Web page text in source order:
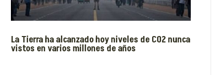
La Tierra ha alcanzado hoy niveles de CO2 nunca
vistos en varios millones de años